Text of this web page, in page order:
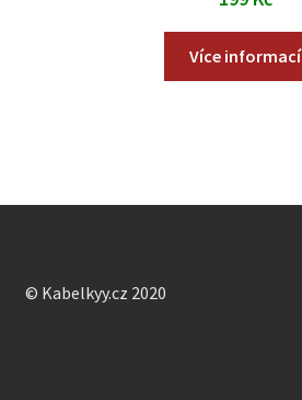
Více informací
© Kabelkyy.cz 2020